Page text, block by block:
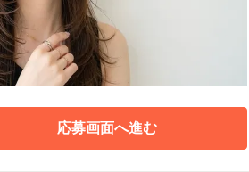
応募画面へ進む